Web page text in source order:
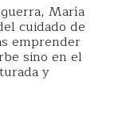
María
cuidado de
emprender
sino en el
y